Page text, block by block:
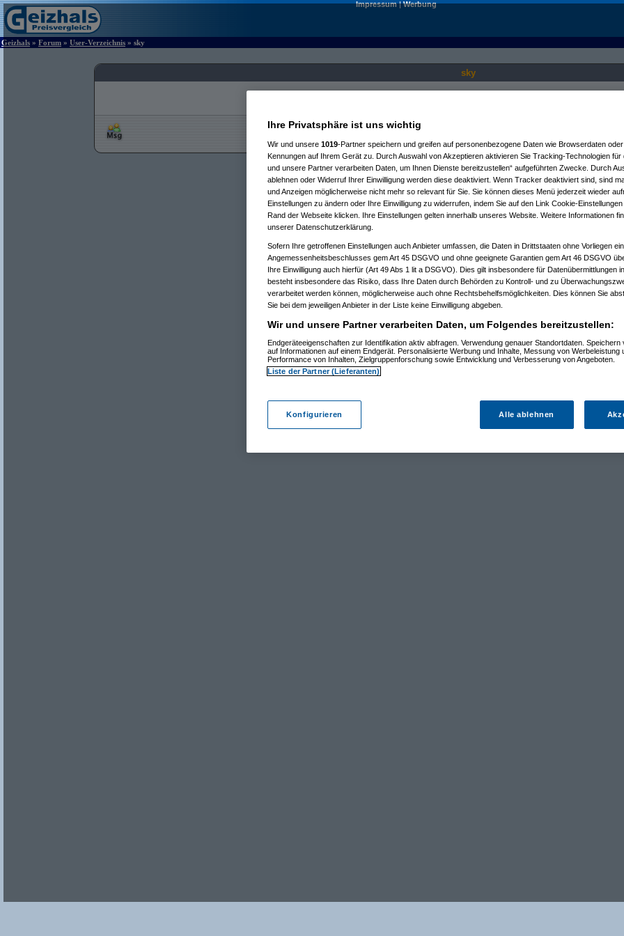
Impressum|Werbung
Geizhals » Forum » User-Verzeichnis » sky
sky
Ihre Privatsphäre ist uns wichtig
Wir und unsere 1019-Partner speichern und greifen auf personenbezogene Daten wie Browserdaten
Kennungen auf Ihrem Gerät zu. Durch Auswahl von Akzeptieren aktivieren Sie Tracking-Technologien für
und unsere Partner verarbeiten Daten, um Ihnen Dienste bereitzustellen“ aufgeführten Zwecke. Durch
ablehnen oder Widerruf Ihrer Einwilligung werden diese deaktiviert. Wenn Tracker deaktiviert sind, sind
und Anzeigen möglicherweise nicht mehr so relevant für Sie. Sie können dieses Menü jederzeit wieder
Einstellungen zu ändern oder Ihre Einwilligung zu widerrufen, indem Sie auf den Link Cookie-
Rand der Webseite klicken. Ihre Einstellungen gelten innerhalb unseres Website. Weitere Informationen
unserer Datenschutzerklärung.
Sofern Ihre getroffenen Einstellungen auch Anbieter umfassen, die Daten in Drittstaaten ohne Vorliegen
Angemessenheitsbeschlusses gem Art 45 DSGVO und ohne geeignete Garantien gem Art 46 DSGVO
Ihre Einwilligung auch hierfür (Art 49 Abs 1 lit a DSGVO). Dies gilt insbesondere für Datenübermittlungen
besteht insbesondere das Risiko, dass Ihre Daten durch Behörden zu Kontroll- und zu
verarbeitet werden können, möglicherweise auch ohne Rechtsbehelfsmöglichkeiten. Dies können Sie
Sie bei dem jeweiligen Anbieter in der Liste keine Einwilligung abgeben.
Wir und unsere Partner verarbeiten Daten, um Folgendes bereitzustellen:
Endgeräteeigenschaften zur Identifikation aktiv abfragen. Verwendung genauer Standortdaten. Speichern
auf Informationen auf einem Endgerät. Personalisierte Werbung und Inhalte, Messung von Werbeleistung
Performance von Inhalten, Zielgruppenforschung sowie Entwicklung und Verbesserung von Angeboten.
Liste der Partner (Lieferanten)
Konfigurieren Alle ablehnen